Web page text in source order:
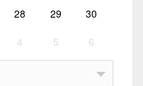
28 29 30
4 5 6